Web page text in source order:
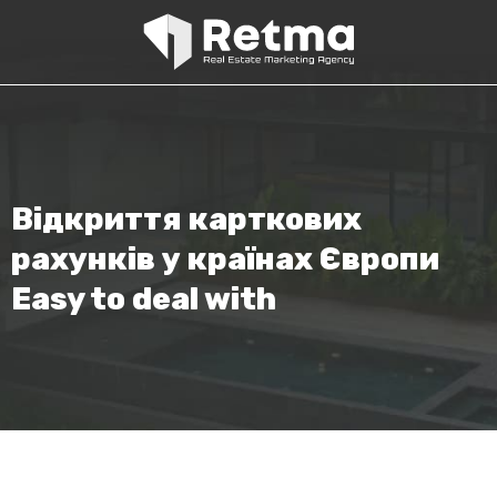
Відкриття карткових
рахунків у країнах Європи
Easy to deal with